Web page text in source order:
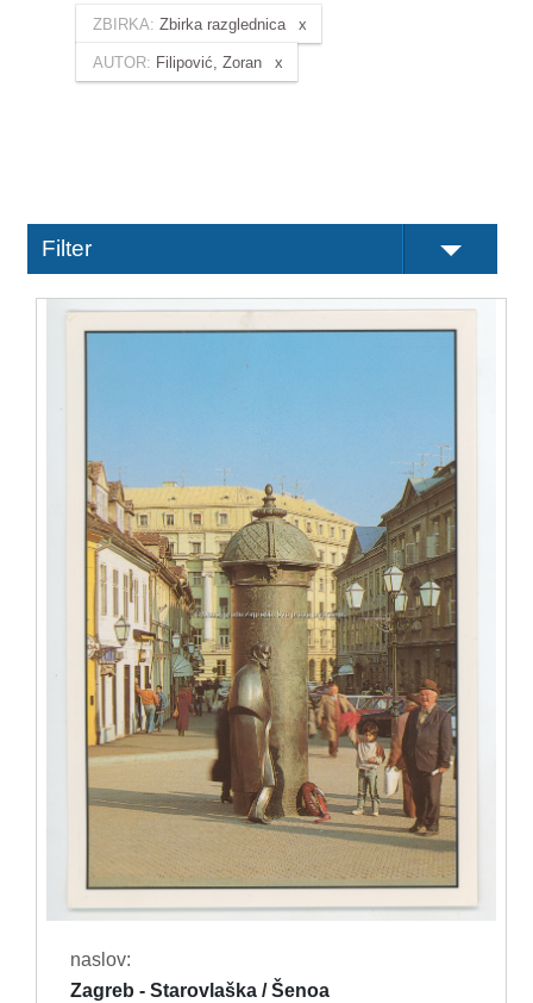
ZBIRKA: Zbirka razglednica
AUTOR: Filipović, Zoran
Filter
naslov:
Zagreb - Starovlaška / Šenoa